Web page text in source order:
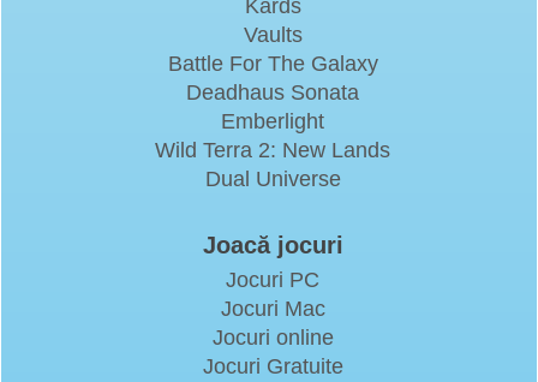
Kards
Vaults
Battle For The Galaxy
Deadhaus Sonata
Emberlight
Wild Terra 2: New Lands
Dual Universe
Joacă jocuri
Jocuri PC
Jocuri Mac
Jocuri online
Jocuri Gratuite